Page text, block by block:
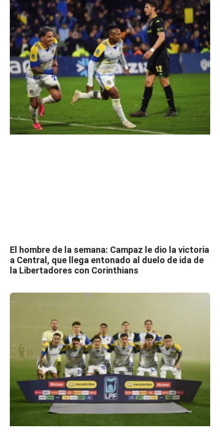
El hombre de la semana: Campaz le dio la victoria
a Central, que llega entonado al duelo de ida de
la Libertadores con Corinthians